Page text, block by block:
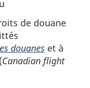
de douane
douanes et à
Canadian flight